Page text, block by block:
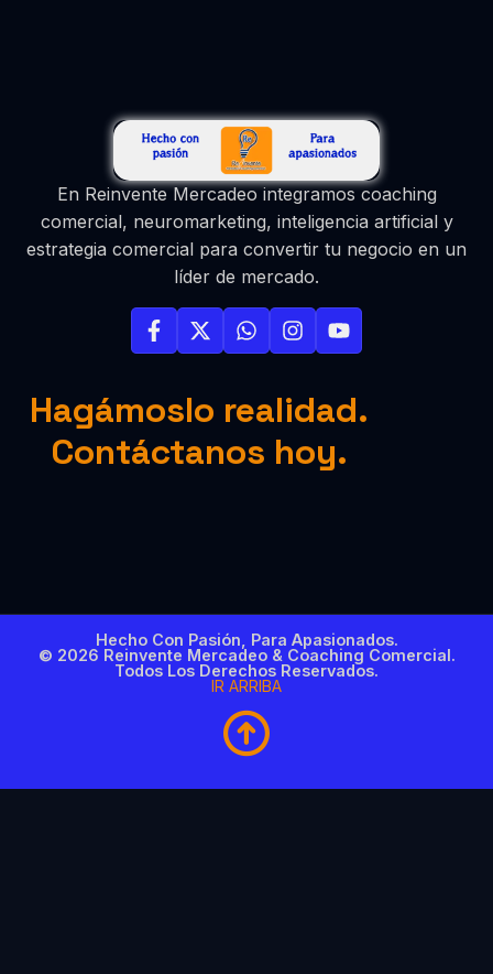
En Reinvente Mercadeo integramos coaching
comercial, neuromarketing, inteligencia artificial y
estrategia comercial para convertir tu negocio en un
líder de mercado.
Hagámoslo realidad.
Contáctanos hoy.
Hecho Con Pasión, Para Apasionados.
© 2026 Reinvente Mercadeo & Coaching Comercial.
Todos Los Derechos Reservados.
IR ARRIBA